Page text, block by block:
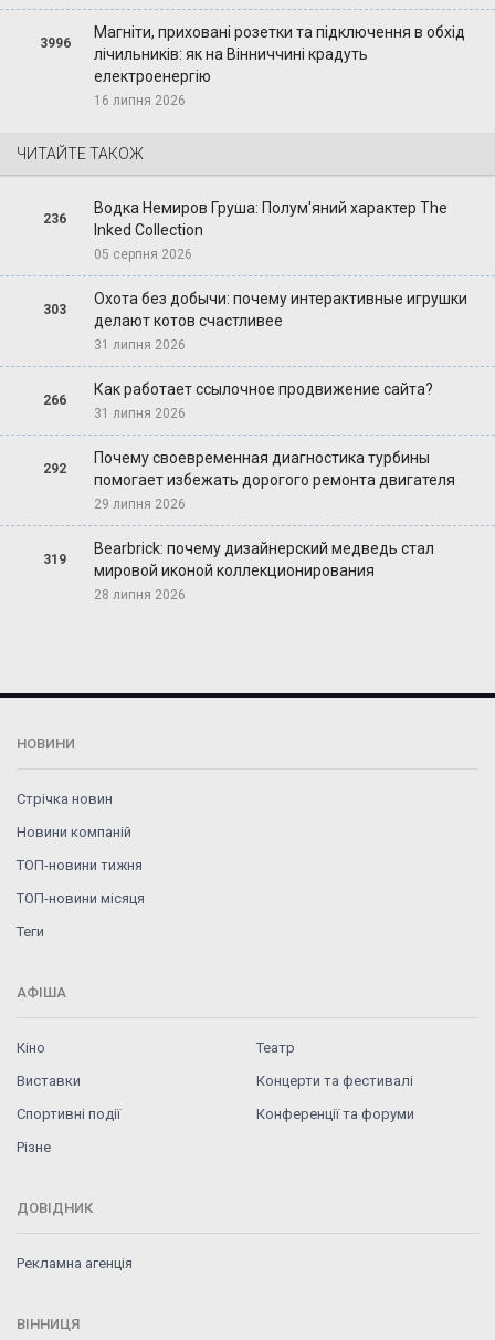
3996
Магніти, приховані розетки та підключення в обхід
лічильників: як на Вінниччині крадуть
електроенергію
16 липня 2026
ЧИТАЙТЕ ТАКОЖ
236
Водка Немиров Груша: Полум'яний характер The
Inked Collection
05 серпня 2026
303
Охота без добычи: почему интерактивные игрушки
делают котов счастливее
31 липня 2026
266
Как работает ссылочное продвижение сайта?
31 липня 2026
292
Почему своевременная диагностика турбины
помогает избежать дорогого ремонта двигателя
29 липня 2026
319
Bearbrick: почему дизайнерский медведь стал
мировой иконой коллекционирования
28 липня 2026
НОВИНИ
Стрічка новин
Новини компаній
ТОП-новини тижня
ТОП-новини місяця
Теги
АФІША
Кіно
Театр
Виставки
Концерти та фестивалі
Спортивні події
Конференції та форуми
Різне
ДОВІДНИК
Рекламна агенція
ВІННИЦЯ